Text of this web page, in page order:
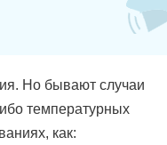
Но бывают случаи
температурных
как: